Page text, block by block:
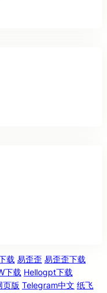
载 易歪歪 易歪歪下载
下载 Hellogpt下载
页版 Telegram中文 纸飞